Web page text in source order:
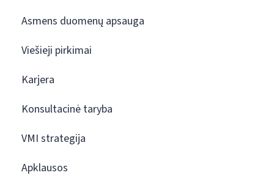
Asmens duomenų apsauga
Viešieji pirkimai
Karjera
Konsultacinė taryba
VMI strategija
Apklausos